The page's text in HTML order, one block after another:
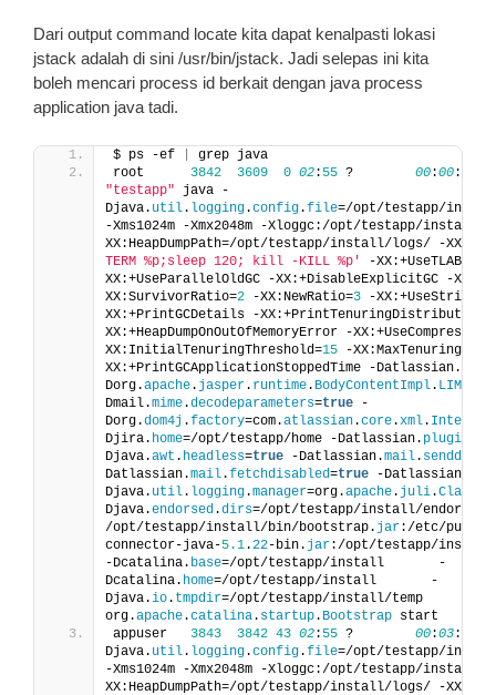
Dari output command locate kita dapat kenalpasti lokasi
jstack adalah di sini /usr/bin/jstack. Jadi selepas ini kita
boleh mencari process id berkait dengan java process
application java tadi.
$ ps -ef
grep java
root 3842 3609 0 02: 55 ? 00:00:
"testapp" java -
Djava. util. logging.config.file=/opt/testapp/
-Xms1024m -Xmx2048m -Xloggc:/opt/testapp/install/
XX:HeapDumpPath=/opt/testapp/install/logs/ -
TERM %p;sleep 120; kill -KILL %p'
-XX:+UseTLAB -
XX:+UseParallelOldGC -XX:+DisableExplicitGC -
XX:SurvivorRatio=2 -XX:NewRatio=3 -
XX:+PrintGCDetails -XX:+PrintTenuringDistribution -
XX:+HeapDumpOnOutOfMemoryError -
XX:InitialTenuringThreshold=15 -
XX:+PrintGCApplicationStoppedTime -Datlassian.
Dorg.apache. jasper. runtime. BodyContentImpl.
Dmail.mime.decodeparameters=true -
Dorg.dom4j .factory=com.atlassian.core.xml.
Djira. home=/opt/testapp/home -Datlassian. plugins
Djava.awt . headless=true -Datlassian.mail.
Datlassian.mail.fetchdisabled=true -Datlassian.
Djava. util. logging.manager=org.apache. juli.
Djava.endorsed.dirs=/opt/testapp/install/
/opt/testapp/install/bin/bootstrap. jar:/etc/
connector-java-5.1.22-bin. jar:/opt/testapp/
-Dcatalina. base=/opt/testapp/install       -
Dcatalina. home=/opt/testapp/install       -
Djava.io. tmpdir=/opt/testapp/install/temp
org.apache.catalina. startup. Bootstrap start
appuser 3843 3842 43 02: 55 ? 00:03:
Djava. util. logging.config.file=/opt/testapp/
-Xms1024m -Xmx2048m -Xloggc:/opt/testapp/install/
XX:HeapDumpPath=/opt/testapp/install/logs/ -